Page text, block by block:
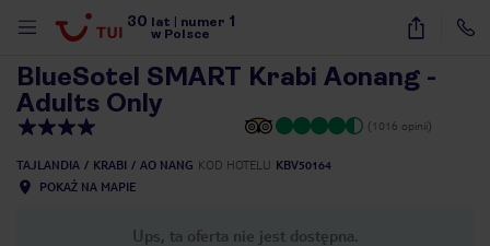
30 lat numer 1
w Polsce
30
BlueSotel SMART Krabi Aonang -
Adults Only
(1016 opinii)
TAJLANDIA KRABI AO NANG KOD HOTELU KBV50164
POKAŻ NA MAPIE
Ups, ta oferta nie jest dostępna.